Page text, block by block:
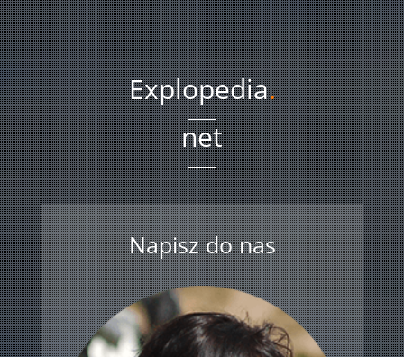
Explopedia.
net
Napisz do nas